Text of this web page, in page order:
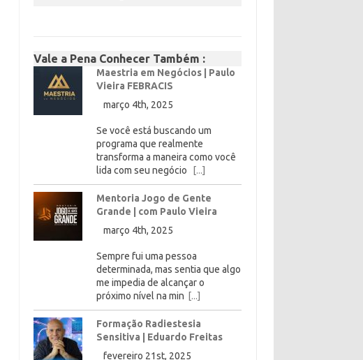
Vale a Pena Conhecer Também :
Maestria em Negócios | Paulo
Vieira FEBRACIS
março 4th, 2025
Se você está buscando um
programa que realmente
transforma a maneira como você
lida com seu negócio
[...]
Mentoria Jogo de Gente
Grande | com Paulo Vieira
março 4th, 2025
Sempre fui uma pessoa
determinada, mas sentia que algo
me impedia de alcançar o
próximo nível na min [...]
Formação Radiestesia
Sensitiva | Eduardo Freitas
fevereiro 21st, 2025